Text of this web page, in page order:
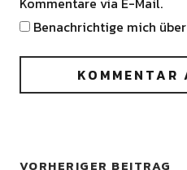
Benachrichtige mich
VORHERIGER BEITRAG